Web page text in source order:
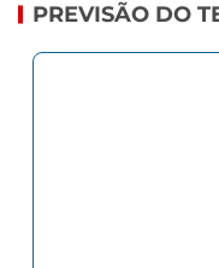
PREVISÃO DO